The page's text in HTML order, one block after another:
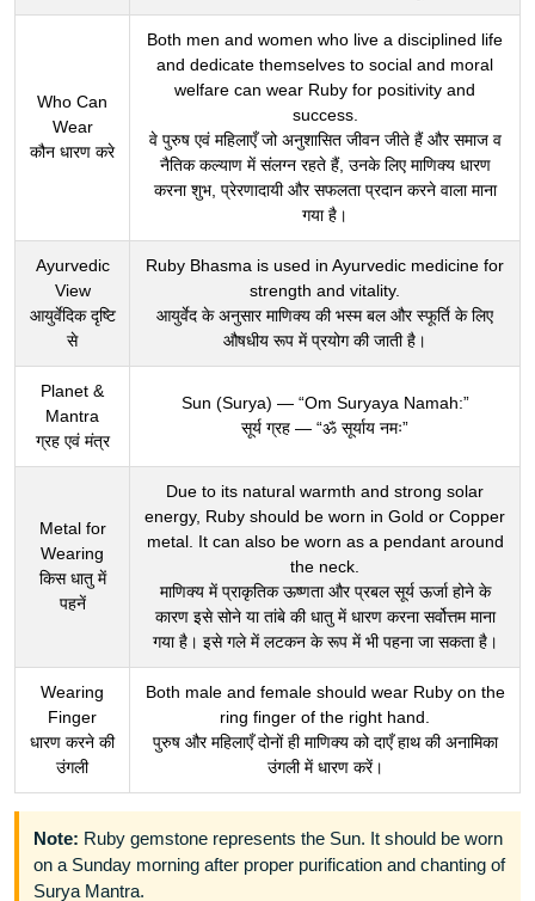
Who Can
Wear
कौन धारण करे
Both men and women who live a disciplined life
and dedicate themselves to social and moral
welfare can wear Ruby for positivity and
success.
वे पुरुष एवं महिलाएँ जो अनुशासित जीवन जीते हैं और समाज व
नैतिक कल्याण में संलग्न रहते हैं, उनके लिए माणिक्य धारण
करना शुभ, प्रेरणादायी और सफलता प्रदान करने वाला माना
गया है।
Ayurvedic
View
आयुर्वेदिक दृष्टि
से
Ruby Bhasma is used in Ayurvedic medicine for
strength and vitality.
आयुर्वेद के अनुसार माणिक्य की भस्म बल और स्फूर्ति के लिए
औषधीय रूप में प्रयोग की जाती है।
Planet &
Mantra
ग्रह एवं मंत्र
Sun (Surya) — “Om Suryaya Namah:”
सूर्य ग्रह — “ॐ सूर्याय नमः”
Metal for
Wearing
किस धातु में
पहनें
Due to its natural warmth and strong solar
energy, Ruby should be worn in Gold or Copper
metal. It can also be worn as a pendant around
the neck.
माणिक्य में प्राकृतिक ऊष्णता और प्रबल सूर्य ऊर्जा होने के
कारण इसे सोने या तांबे की धातु में धारण करना सर्वोत्तम माना
गया है। इसे गले में लटकन के रूप में भी पहना जा सकता है।
Wearing
Finger
धारण करने की
उंगली
Both male and female should wear Ruby on the
ring finger of the right hand.
पुरुष और महिलाएँ दोनों ही माणिक्य को दाएँ हाथ की अनामिका
उंगली में धारण करें।
Note: Ruby gemstone represents the Sun. It should be worn
on a Sunday morning after proper purification and chanting of
Surya Mantra.